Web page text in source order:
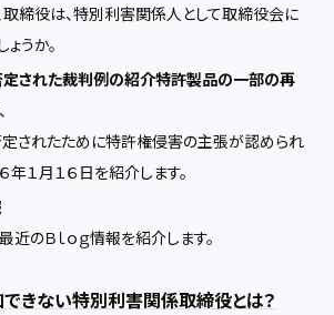
取締役は、特別利害関係人として取締役会に
うか。
された裁判例の紹介特許製品の一部の再
、
されたために特許権侵害の主張が認められ
１月１６日を紹介します。
のＢｌｏｇ情報を紹介します。
きない特別利害関係取締役とは？